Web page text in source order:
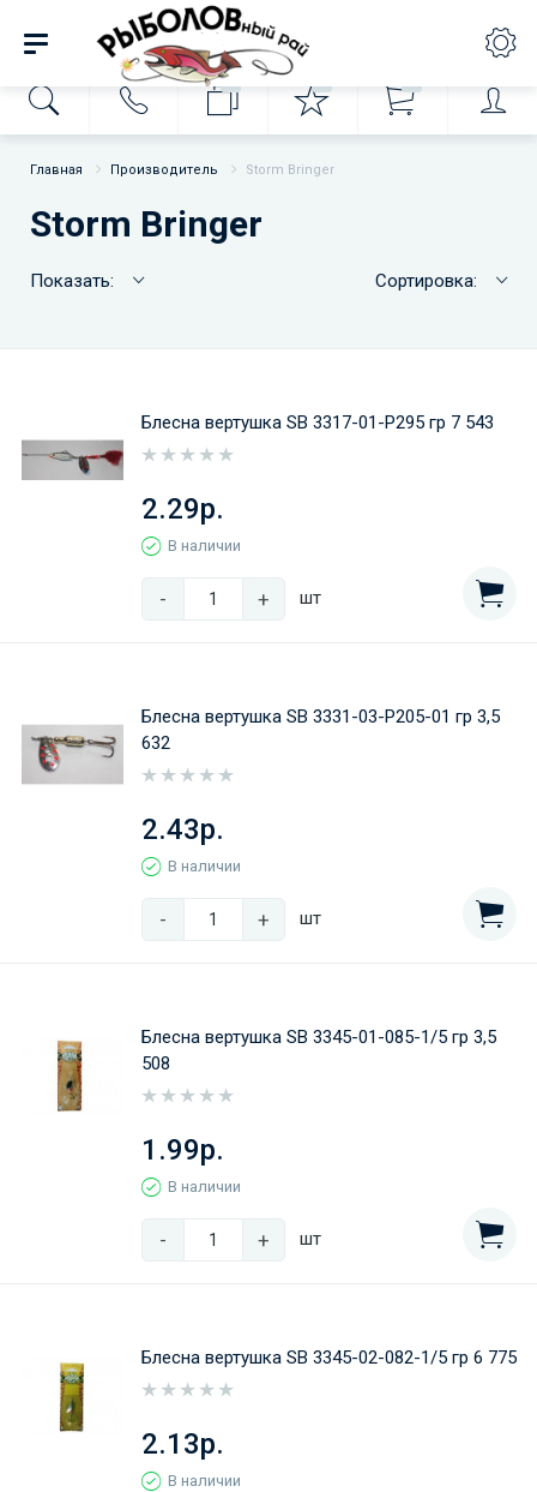
Главная Производитель Storm Bringer
Storm Bringer
Показать: Сортировка:
Блесна вертушка SB 3317-01-Р295 гр 7 543
2.29р.
В наличии
- + шт
Блесна вертушка SB 3331-03-Р205-01 гр 3,5
632
2.43р.
В наличии
- + шт
Блесна вертушка SB 3345-01-085-1/5 гр 3,5
508
1.99р.
В наличии
- + шт
Блесна вертушка SB 3345-02-082-1/5 гр 6 775
2.13р.
В наличии